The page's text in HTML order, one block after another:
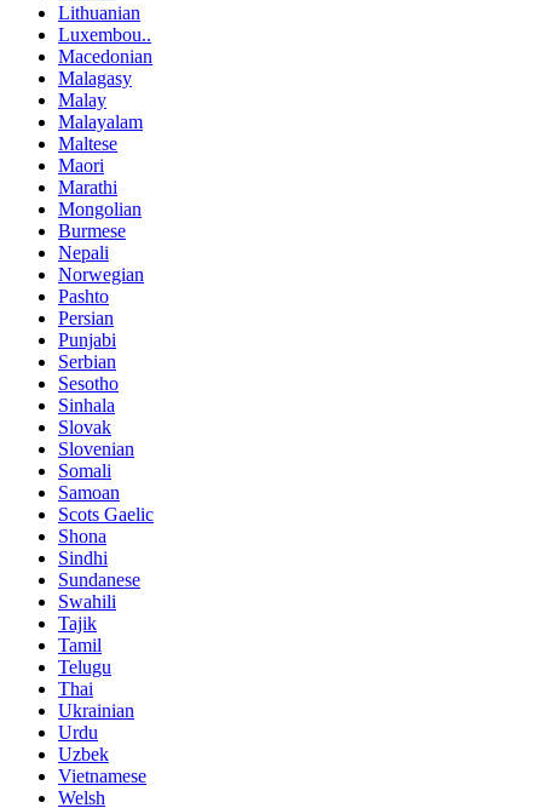
Lithuanian
Luxembou..
Macedonian
Malagasy
Malay
Malayalam
Maltese
Maori
Marathi
Mongolian
Burmese
Nepali
Norwegian
Pashto
Persian
Punjabi
Serbian
Sesotho
Sinhala
Slovak
Slovenian
Somali
Samoan
Scots Gaelic
Shona
Sindhi
Sundanese
Swahili
Tajik
Tamil
Telugu
Thai
Ukrainian
Urdu
Uzbek
Vietnamese
Welsh